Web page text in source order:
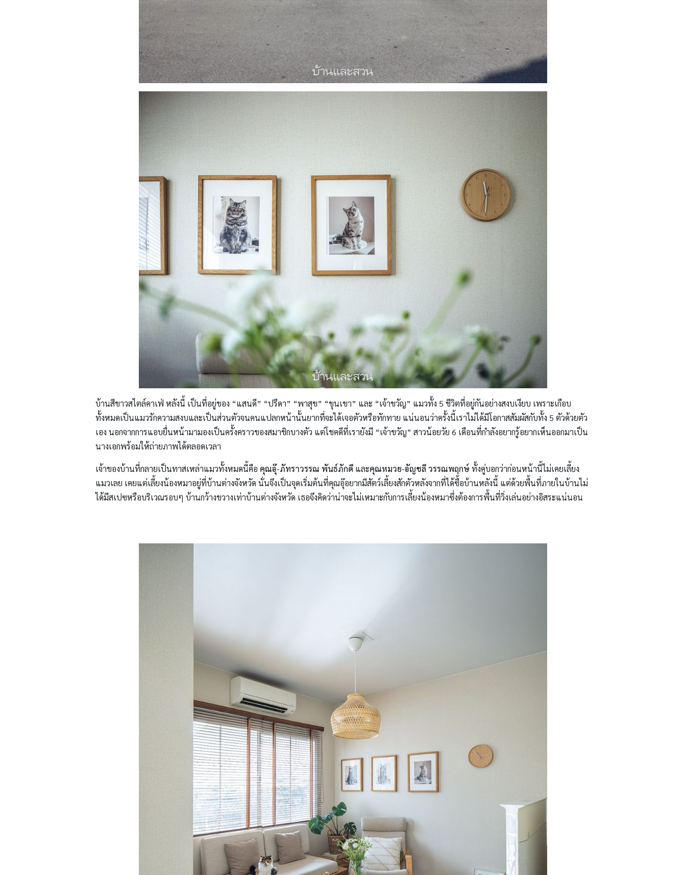
บ้านสีขาวสไตล์คาเฟ่ หลังนี้ เป็นที่อยู่ของ “แสนดี” “ปรีดา” “พาสุข” “ขุนเขา” และ “เจ้าขวัญ” แมวทั้ง 5 ชีวิตที่อยู่กันอย่างสงบเงียบ เพราะเกือบ
ทั้งหมดเป็นแมวรักความสงบและเป็นส่วนตัวจนคนแปลกหน้านั้นยากที่จะได้เจอตัวหรือทักทาย แน่นอนว่าครั้งนี้เราไม่ได้มีโอกาสสัมผัสกับทั้ง 5 ตัวด้วยตัว
เอง นอกจากการแอบยื่นหน้ามามองเป็นครั้งคราวของสมาชิกบางตัว แต่โชคดีที่เรายังมี “เจ้าขวัญ” สาวน้อยวัย 6 เดือนที่กำลังอยากรู้อยากเห็นออกมาเป็น
นางเอกพร้อมให้ถ่ายภาพได้ตลอดเวลา
เจ้าของบ้านที่กลายเป็นทาสเหล่าแมวทั้งหมดนี้คือ คุณอุ๊-ภัทราวรรณ พันธ์ภักดี และคุณหมวย-อัญชลี วรรณพฤกษ์ทั้งคู่บอกว่าก่อนหน้านี้ไม่เคยเลี้ยง
แมวเลย เคยแต่เลี้ยงน้องหมาอยู่ที่บ้านต่างจังหวัด นั่นจึงเป็นจุดเริ่มต้นที่คุณอุ๊อยากมีสัตว์เลี้ยงสักตัวหลังจากที่ได้ซื้อบ้านหลังนี้ แต่ด้วยพื้นที่ภายในบ้านไม่
ได้มีสเปซหรือบริเวณรอบๆ บ้านกว้างขวางเท่าบ้านต่างจังหวัด เธอจึงคิดว่าน่าจะไม่เหมาะกับการเลี้ยงน้องหมาซึ่งต้องการพื้นที่วิ่งเล่นอย่างอิสระแน่นอน